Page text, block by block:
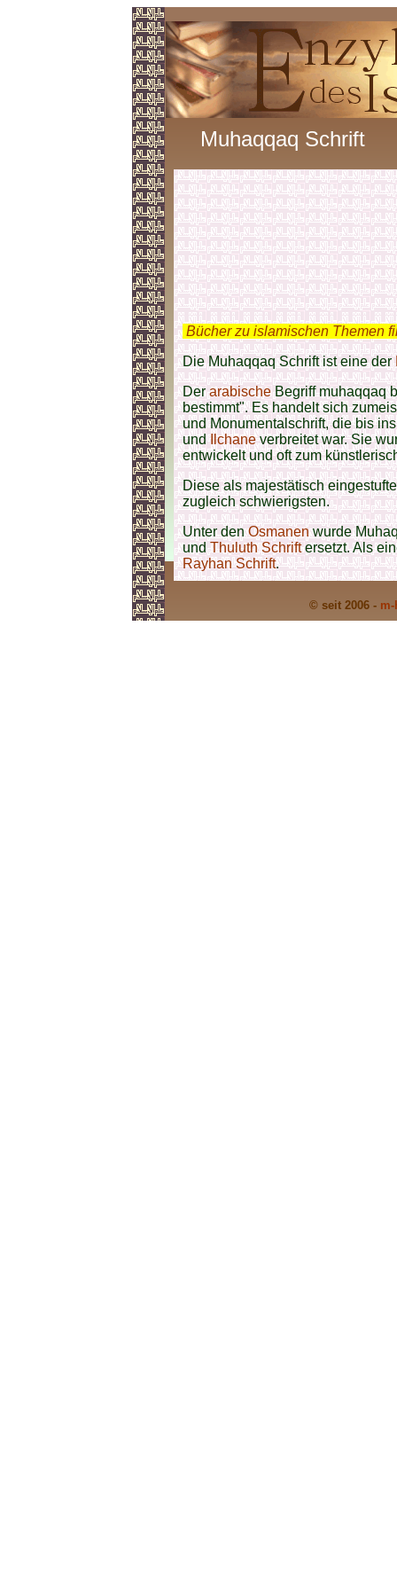
Muhaqqaq Schrift
Bücher zu islamischen Themen
Die Muhaqqaq Schrift ist eine der
DerarabischeBegriff muhaqqaq
bestimmt". Es handelt sich
und Monumentalschrift, die bis
undIlchaneverbreitet war. Sie
entwickelt und oft zum
Diese als majestätisch
zugleich schwierigsten.
Unter denOsmanenwurde
undThuluth Schriftersetzt. Als
Rayhan Schrift.
© seit 2006 -